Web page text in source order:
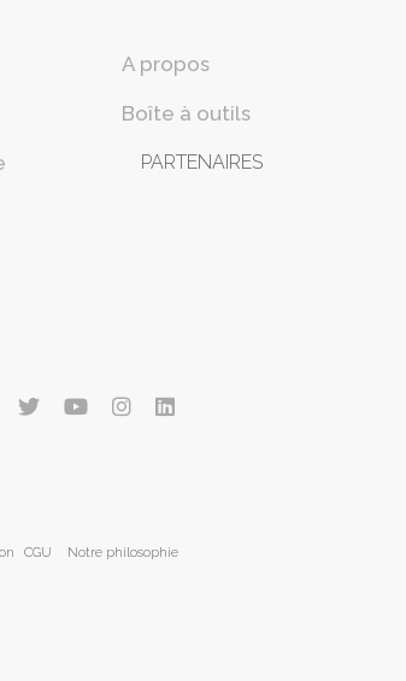
A propos
Boîte à outils
PARTENAIRES
CGU Notre philosophie